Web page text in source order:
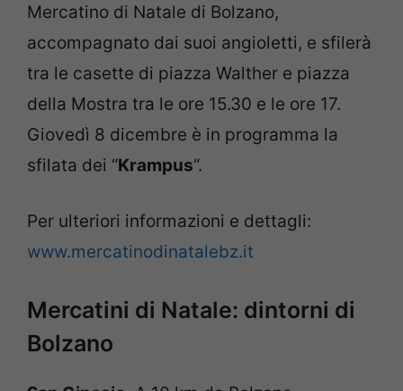
Mercatino di Natale di Bolzano,
accompagnato dai suoi angioletti, e sfilerà
tra le casette di piazza Walther e piazza
della Mostra tra le ore 15.30 e le ore 17.
Giovedì 8 dicembre è in programma la
sfilata dei “Krampus“.
Per ulteriori informazioni e dettagli:
www.mercatinodinatalebz.it
Mercatini di Natale: dintorni di
Bolzano